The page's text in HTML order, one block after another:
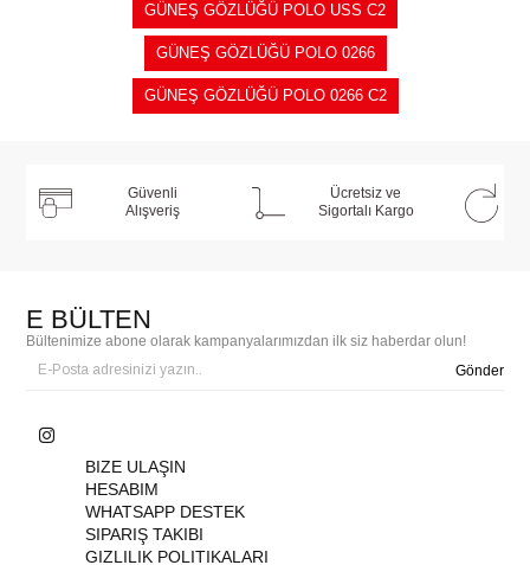
GÜNEŞ GÖZLÜĞÜ POLO USS C2
GÜNEŞ GÖZLÜĞÜ POLO 0266
GÜNEŞ GÖZLÜĞÜ POLO 0266 C2
Güvenli
Alışveriş
Ücretsiz ve
Sigortalı Kargo
E BÜLTEN
Bültenimize abone olarak kampanyalarımızdan ilk siz haberdar olun!
Gönder
BIZE ULAŞIN
HESABIM
WHATSAPP DESTEK
SIPARIŞ TAKIBI
GIZLILIK POLITIKALARI